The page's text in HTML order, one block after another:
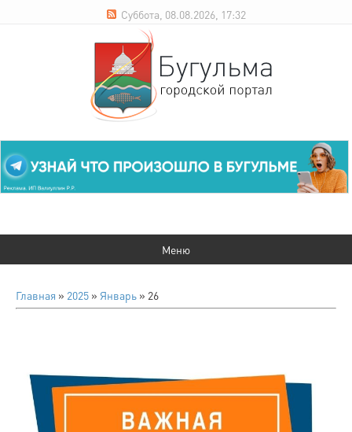
Суббота, 08.08.2026, 17:32
Главная » 2025 » Январь » 26